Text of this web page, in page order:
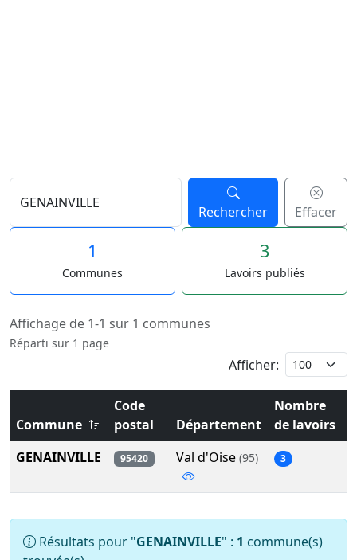
Rechercher Effacer
1
Communes
3
Lavoirs publiés
Affichage de 1-1 sur 1 communes
Réparti sur 1 page
Afficher:
Commune
Code
postal
Département
Nombre
de lavoirs
GENAINVILLE
95420 Val d'Oise (95) 3
Résultats pour "GENAINVILLE" : 1 commune(s)